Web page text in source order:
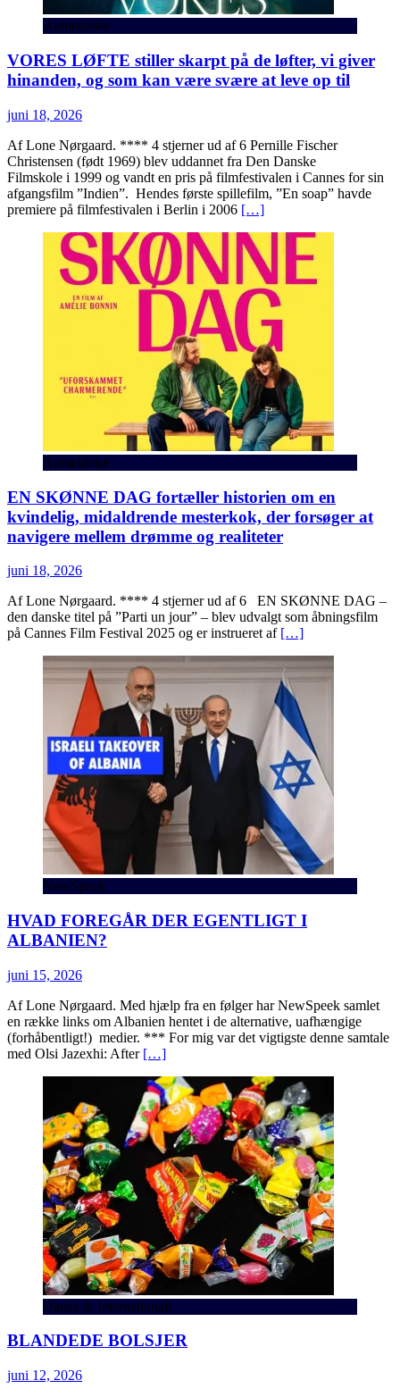
Anmeldelse
VORES LØFTE stiller skarpt på de løfter, vi giver
hinanden, og som kan være svære at leve op til
juni 18, 2026
Af Lone Nørgaard. **** 4 stjerner ud af 6 Pernille Fischer
Christensen (født 1969) blev uddannet fra Den Danske
Filmskole i 1999 og vandt en pris på filmfestivalen i Cannes for sin
afgangsfilm ”Indien”. Hendes første spillefilm, ”En soap” havde
premiere på filmfestivalen i Berlin i 2006 […]
Anmeldelse
EN SKØNNE DAG fortæller historien om en
kvindelig, midaldrende mesterkok, der forsøger at
navigere mellem drømme og realiteter
juni 18, 2026
Af Lone Nørgaard. **** 4 stjerner ud af 6 EN SKØNNE DAG –
den danske titel på ”Parti un jour” – blev udvalgt som åbningsfilm
på Cannes Film Festival 2025 og er instrueret af […]
NewSpeek
HVAD FOREGÅR DER EGENTLIGT I
ALBANIEN?
juni 15, 2026
Af Lone Nørgaard. Med hjælp fra en følger har NewSpeek samlet
en række links om Albanien hentet i de alternative, uafhængige
(forhåbentligt!) medier. *** For mig var det vigtigste denne samtale
med Olsi Jazexhi: After […]
Dansk & Internationalt
BLANDEDE BOLSJER
juni 12, 2026